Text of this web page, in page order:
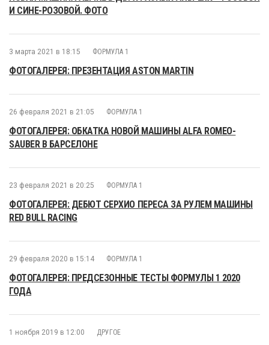
И СИНЕ-РОЗОВОЙ. ФОТО
3 марта 2021 в 18:15 ФОРМУЛА 1
ФОТОГАЛЕРЕЯ: ПРЕЗЕНТАЦИЯ ASTON MARTIN
26 февраля 2021 в 21:05 ФОРМУЛА 1
ФОТОГАЛЕРЕЯ: ОБКАТКА НОВОЙ МАШИНЫ ALFA ROMEO-
SAUBER В БАРСЕЛОНЕ
23 февраля 2021 в 20:25 ФОРМУЛА 1
ФОТОГАЛЕРЕЯ: ДЕБЮТ СЕРХИО ПЕРЕСА ЗА РУЛЕМ МАШИНЫ
RED BULL RACING
29 февраля 2020 в 15:14 ФОРМУЛА 1
ФОТОГАЛЕРЕЯ: ПРЕДСЕЗОННЫЕ ТЕСТЫ ФОРМУЛЫ 1 2020
ГОДА
1 ноября 2019 в 12:00 ДРУГОЕ